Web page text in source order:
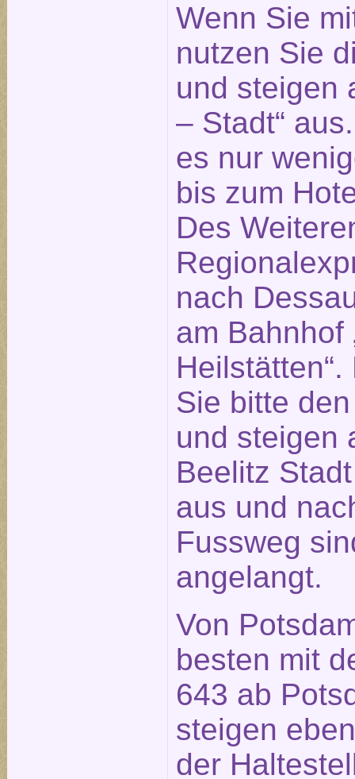
Wenn Sie
nutzen Sie
und steigen
– Stadt“
es nur
bis zum
Des
nach
am Bahnhof
Sie bitte
und steigen
Beelitz
aus und
Fussweg
angelangt.
Von
besten mit
643 ab
steigen
der